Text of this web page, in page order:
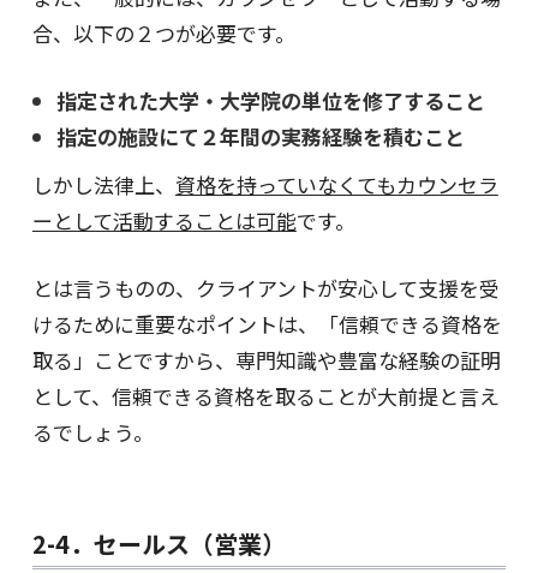
合、以下の２つが必要です。
指定された大学・大学院の単位を修了すること
指定の施設にて２年間の実務経験を積むこと
しかし法律上、 資格を持っていなくてもカウンセラ
ーとして活動することは可能です。
とは言うものの、クライアントが安心して支援を受
けるために重要なポイントは、「信頼できる資格を
取る」ことですから、専門知識や豊富な経験の証明
として、信頼できる資格を取ることが大前提と言え
るでしょう。
2-4．セールス（営業）